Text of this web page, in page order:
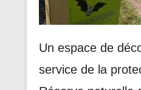
Un espace de
service de la